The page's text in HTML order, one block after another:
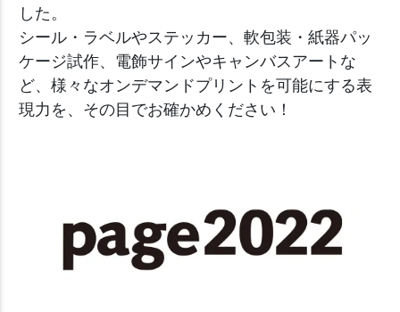
した。
シール・ラベルやステッカー、軟包装・紙器パッ
ケージ試作、電飾サインやキャンバスアートな
ど、様々なオンデマンドプリントを可能にする表
現力を、その目でお確かめください！